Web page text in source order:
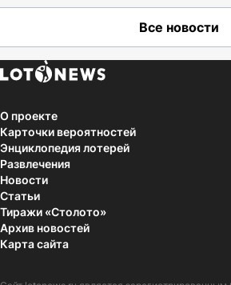
Все новости
О проекте
Карточки вероятностей
Энциклопедия лотерей
Развлечения
Новости
Статьи
Тиражи «Столото»
Архив новостей
Карта сайта